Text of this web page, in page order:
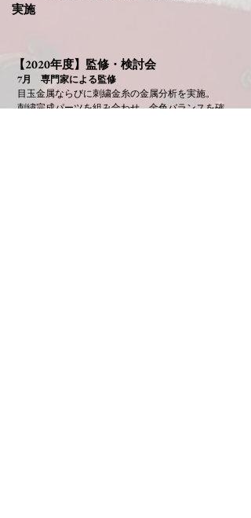
実施
【2020年度】監修・検討会
​7月​ 専門家による監修
目玉金属ならびに刺繍金糸の金属分析を実施。
刺繍完成パーツを組み合わせ、金色バランスを確